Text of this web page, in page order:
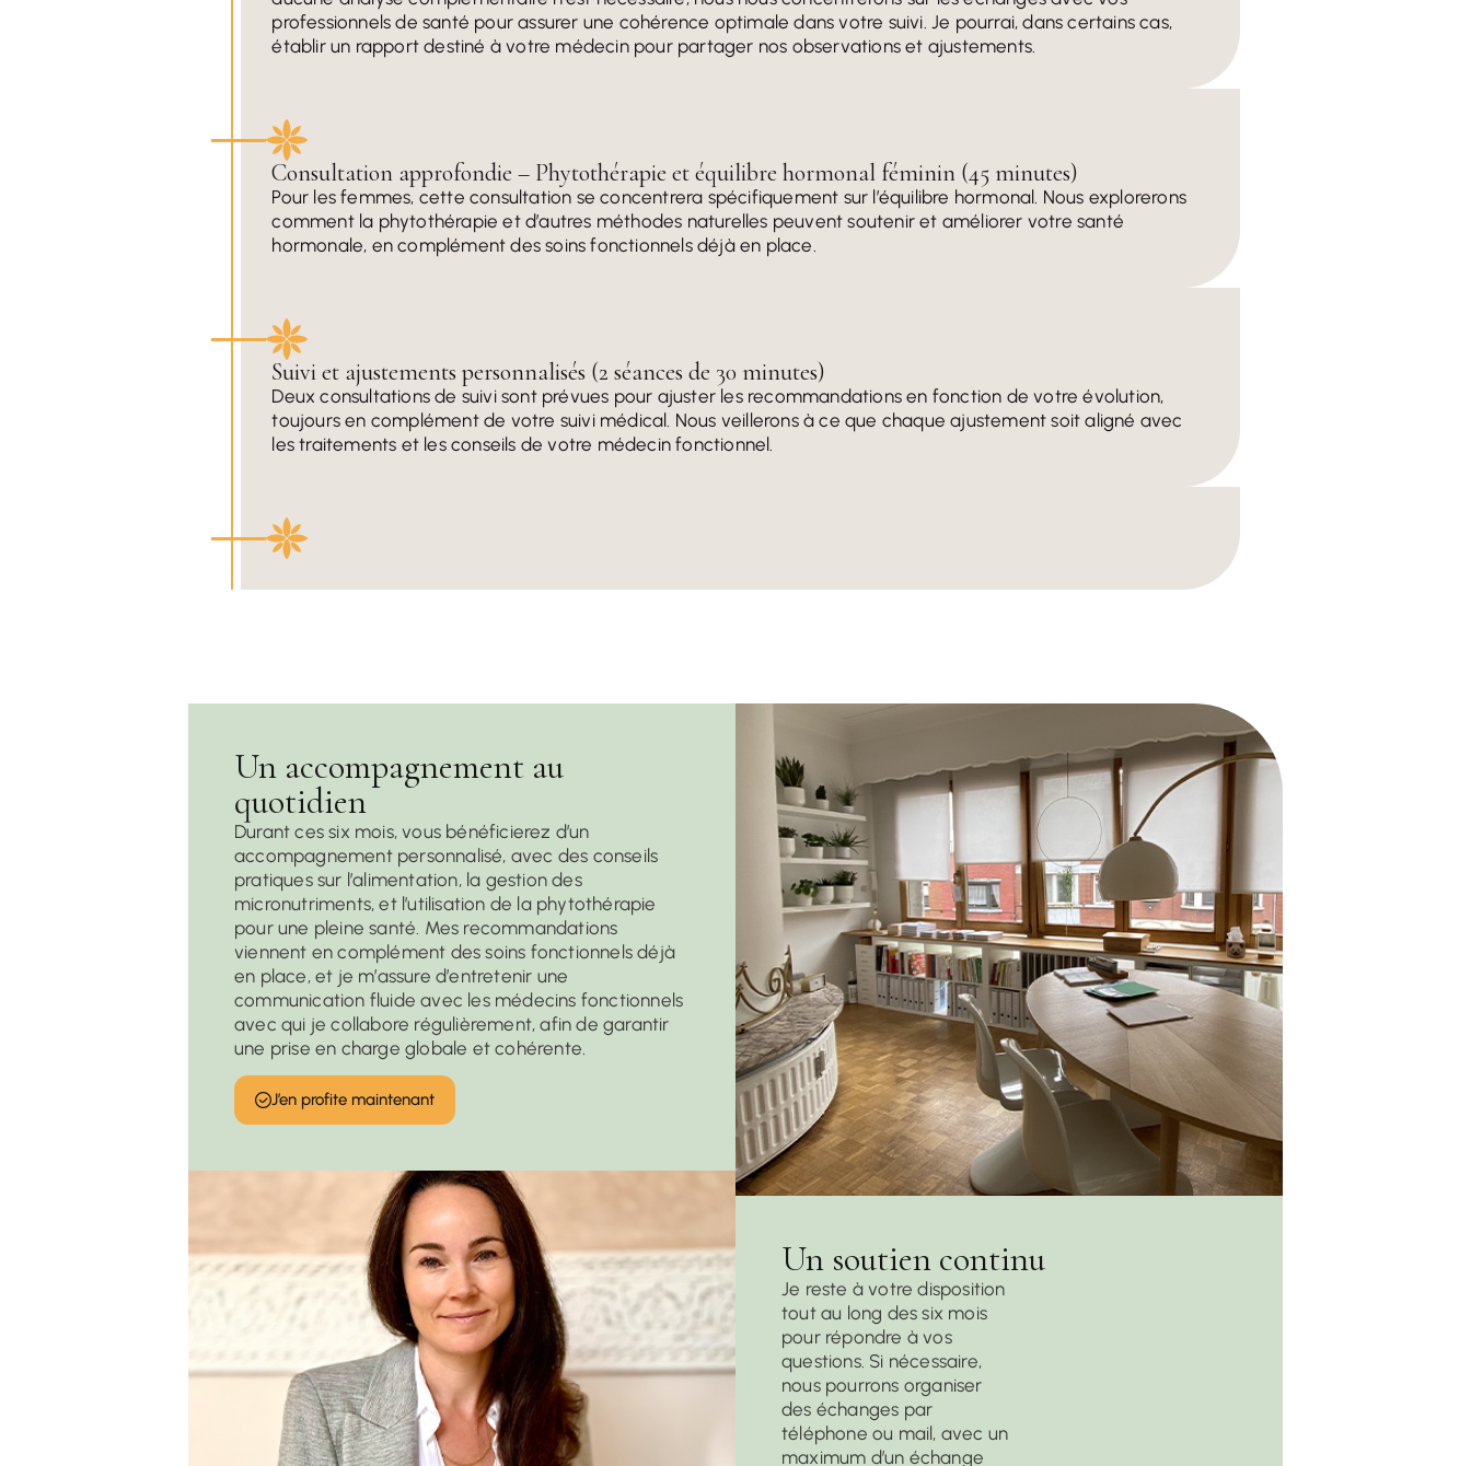
professionnels de santé pour assurer une cohérence optimale dans votre suivi. Je pourrai, dans certains cas,
établir un rapport destiné à votre médecin pour partager nos observations et ajustements.
Consultation approfondie – Phytothérapie et équilibre hormonal féminin (45 minutes)
Pour les femmes, cette consultation se concentrera spécifiquement sur l’équilibre hormonal. Nous explorerons
comment la phytothérapie et d’autres méthodes naturelles peuvent soutenir et améliorer votre santé
hormonale, en complément des soins fonctionnels déjà en place.
Suivi et ajustements personnalisés (2 séances de 30 minutes)
Deux consultations de suivi sont prévues pour ajuster les recommandations en fonction de votre évolution,
toujours en complément de votre suivi médical. Nous veillerons à ce que chaque ajustement soit aligné avec
les traitements et les conseils de votre médecin fonctionnel.
Un accompagnement au
quotidien
Durant ces six mois, vous bénéficierez d’un
accompagnement personnalisé, avec des conseils
pratiques sur l’alimentation, la gestion des
micronutriments, et l’utilisation de la phytothérapie
pour une pleine santé. Mes recommandations
viennent en complément des soins fonctionnels déjà
en place, et je m’assure d’entretenir une
communication fluide avec les médecins fonctionnels
avec qui je collabore régulièrement, afin de garantir
une prise en charge globale et cohérente.
J’en profite maintenant
Un soutien continu
Je reste à votre disposition
tout au long des six mois
pour répondre à vos
questions. Si nécessaire,
nous pourrons organiser
des échanges par
téléphone ou mail, avec un
maximum d’un échange